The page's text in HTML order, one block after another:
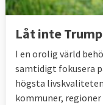
Låt inte
I en orolig värld
samtidigt fokusera
högsta
kommuner,